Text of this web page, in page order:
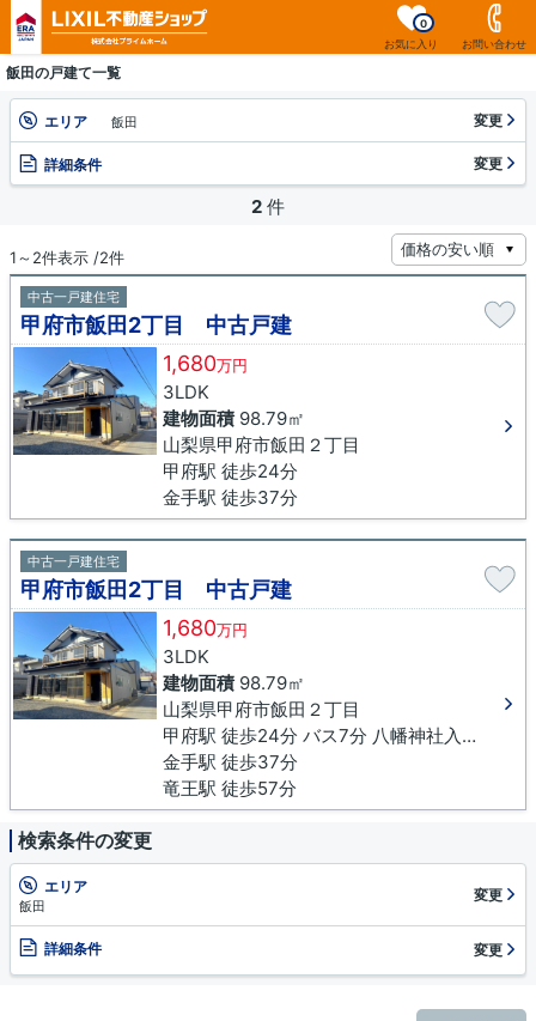
お気に入り
0
お問い合わせ
飯田の戸建て一覧
エリア 飯田 変更
詳細条件 変更
2 件
1～2件表示 /2件
中古一戸建住宅
甲府市飯田2丁目 中古戸建
1,680万円
3LDK
建物面積98.79㎡
山梨県甲府市飯田２丁目
甲府駅 徒歩24分
金手駅 徒歩37分
中古一戸建住宅
甲府市飯田2丁目 中古戸建
1,680万円
3LDK
建物面積98.79㎡
山梨県甲府市飯田２丁目
甲府駅 徒歩24分 バス7分 八幡神社入口（山梨県）下車 徒歩3分
金手駅 徒歩37分
竜王駅 徒歩57分
検索条件の変更
エリア
飯田
変更
詳細条件 変更